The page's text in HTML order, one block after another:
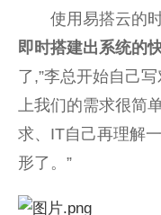
使用易搭云的
即时搭建出系统的
了,”李总开始自己
上我们的需求很简
求、IT自己再理解
形了。”